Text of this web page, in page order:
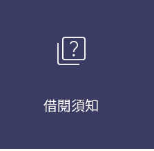
quiz
借閱須知